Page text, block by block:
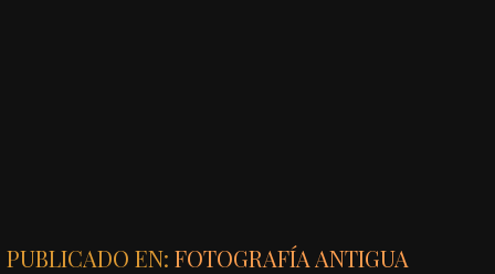
PUBLICADO EN:FOTOGRAFÍA ANTIGUA